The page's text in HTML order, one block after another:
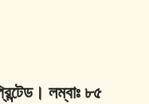
লম্বাঃ ৮৫